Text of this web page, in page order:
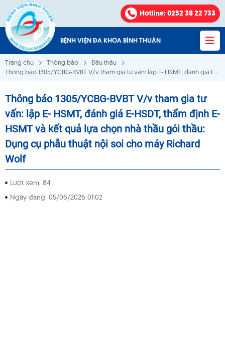
Hotline: 0252 38 22 733
BỆNH VIỆN ĐA KHOA BÌNH THUẬN
Bệnh viện Đa khoa Bình Thuận
VỀ CHÚNG TÔI
Trang chủ Thông báo
Đấu thầu
Thông báo 1305/YCBG-BVBT V/v tham gia tư vấn: lập E- HSMT, đánh giá E-
Thông báo 1305/YCBG-BVBT V/v tham gia tư
vấn: lập E- HSMT, đánh giá E-HSDT, thẩm định E-
HSMT và kết quả lựa chọn nhà thầu gói thầu:
Dụng cụ phẫu thuật nội soi cho máy Richard
Wolf
Lượt xem: 84
Ngày đăng: 05/06/2026 01:02